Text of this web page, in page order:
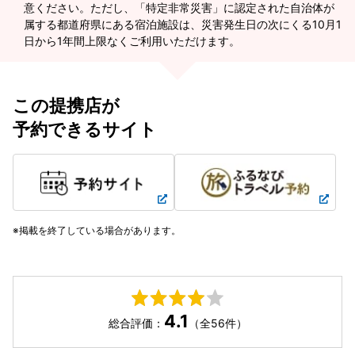
意ください。ただし、「特定非常災害」に認定された自治体が
属する都道府県にある宿泊施設は、災害発生日の次にくる10月1
日から1年間上限なくご利用いただけます。
この提携店が
予約できるサイト
掲載を終了している場合があります。
総合評価： 4.1 （全56件）